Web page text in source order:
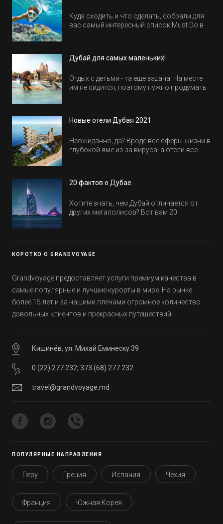
Куда сходить и что сделать, собрали для
вас самый интересный список Must Do в
Дубай для самых маленьких!
Отдых с детьми - та еще задача. На месте
им не сидится, поэтому нужно продумать
Новые отели Дубая 2021
Неожиданно, да? Вроде все сферы жизни в
глубокой яме из-за вируса, а отели все-
обычно на первые заезды дают промо-
20 фактов о Дубае
Хотите знать, чем Дубай отличается от
других мегаполисов? Вот вам 20
КОРОТКО О GRANDVOYAGE
Grandvoyage предоставляет услуги премиум качества в
самые популярные и лучшие курорты в мире. На рынке
более 15 лет и за нашими плечами огромное количество
довольных клиентов и прекрасных путешествий.
Кишинёв, ул. Михай Еминеску 39
0 (22) 277 232; 373 (68) 277 232
travel@grandvoyage.md
ПОПУЛЯРНЫЕ НАПРАВЛЕНИЯ
Перу Греция Испания Чехия
Франция Южная Корея